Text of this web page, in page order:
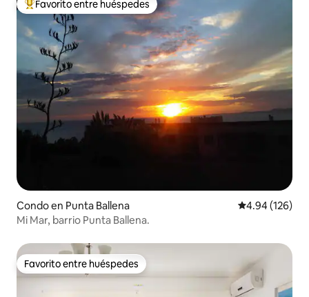
Favorito entre huéspedes preferido
Favorito entre huéspedes
Condo en Punta Ballena Calificación
4.94 (126)
Mi Mar, barrio Punta Ballena.
Favorito entre huéspedes
Favorito entre huéspedes